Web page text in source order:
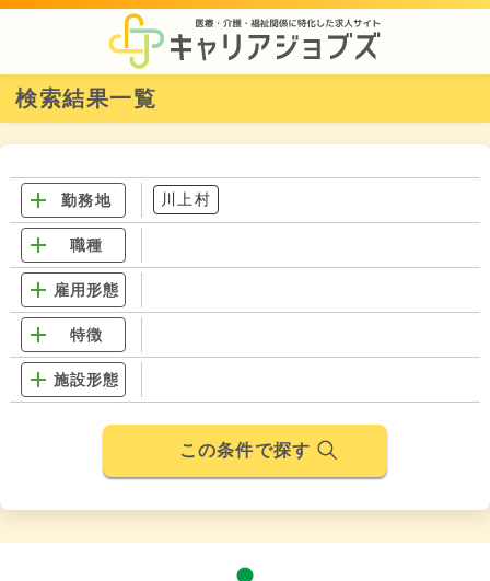
検索結果一覧
勤務地 川上村
職種
雇用形態
特徴
施設形態
この条件で探す